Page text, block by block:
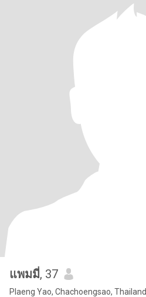
แพมมี่, 37
Plaeng Yao, Chachoengsao, Thailand